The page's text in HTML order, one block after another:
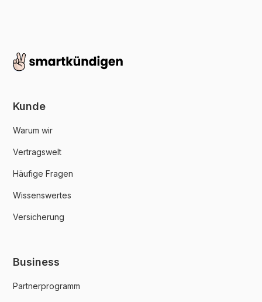
Kunde
Warum wir
Vertragswelt
Häufige Fragen
Wissenswertes
Versicherung
Business
Partnerprogramm